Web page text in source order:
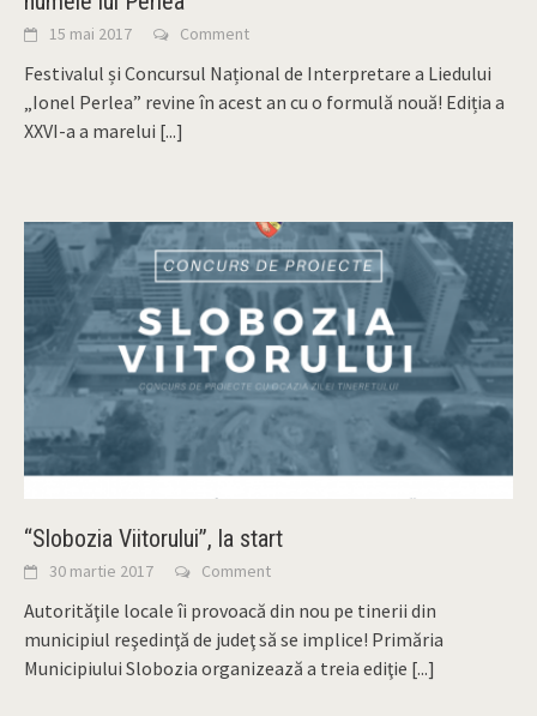
15 mai 2017 Comment
Festivalul și Concursul Național de Interpretare a Liedului
„Ionel Perlea” revine în acest an cu o formulă nouă! Ediția a
XXVI-a a marelui [...]
“Slobozia Viitorului”, la start
30 martie 2017 Comment
Autorităţile locale îi provoacă din nou pe tinerii din
municipiul reşedinţă de judeţ să se implice! Primăria
Municipiului Slobozia organizează a treia ediţie [...]